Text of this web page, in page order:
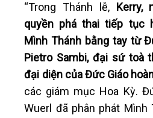
“Trong Thánh lễ, Kerry,
quyền phá thai tiếp tục
Mình Thánh bằng tay từ
Pietro Sambi, đại sứ toà
đại diện của Đức Giáo
các giám mục Hoa Kỳ.
Wuerl đã phân phát Mình